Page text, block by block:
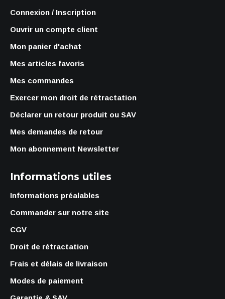
Connexion / Inscription
Ouvrir un compte client
Mon panier d'achat
Mes articles favoris
Mes commandes
Exercer mon droit de rétractation
Déclarer un retour produit ou SAV
Mes demandes de retour
Mon abonnement Newsletter
Informations utiles
Informations préalables
Commander sur notre site
CGV
Droit de rétractation
Frais et délais de livraison
Modes de paiement